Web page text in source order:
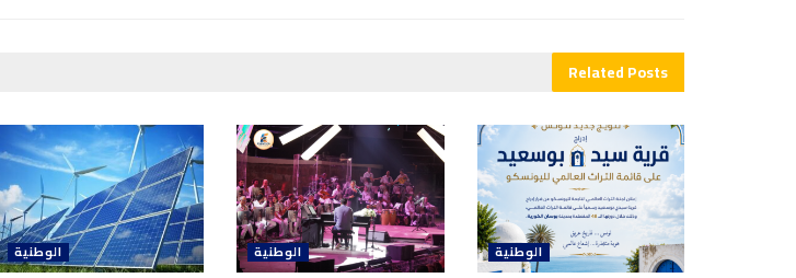
RelatedPosts
الوطنية الوطنية الوطنية